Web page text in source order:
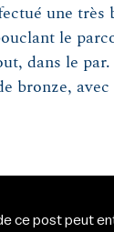
une très
le
dans le
bronze,
ce post peut